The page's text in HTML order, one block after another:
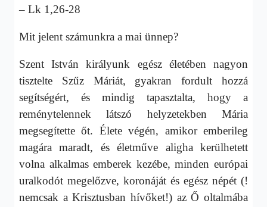
–Lk 1,26-28
Mit jelent számunkra a mai ünnep?
Szent István királyunk egész életében nagyon
tisztelte Szűz Máriát, gyakran fordult hozzá
segítségért, és mindig tapasztalta, hogy a
reménytelennek látszó helyzetekben Mária
megsegítette őt. Élete végén, amikor emberileg
magára maradt, és életműve aligha kerülhetett
volna alkalmas emberek kezébe, minden európai
uralkodót megelőzve, koronáját és egész népét (!
nemcsak a Krisztusban hívőket!) az Ő oltalmába